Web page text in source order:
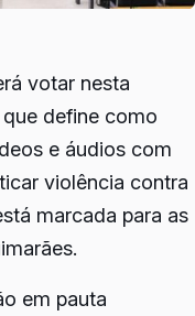
votar nesta
define como
e áudios com
violência contra
marcada para as
em pauta